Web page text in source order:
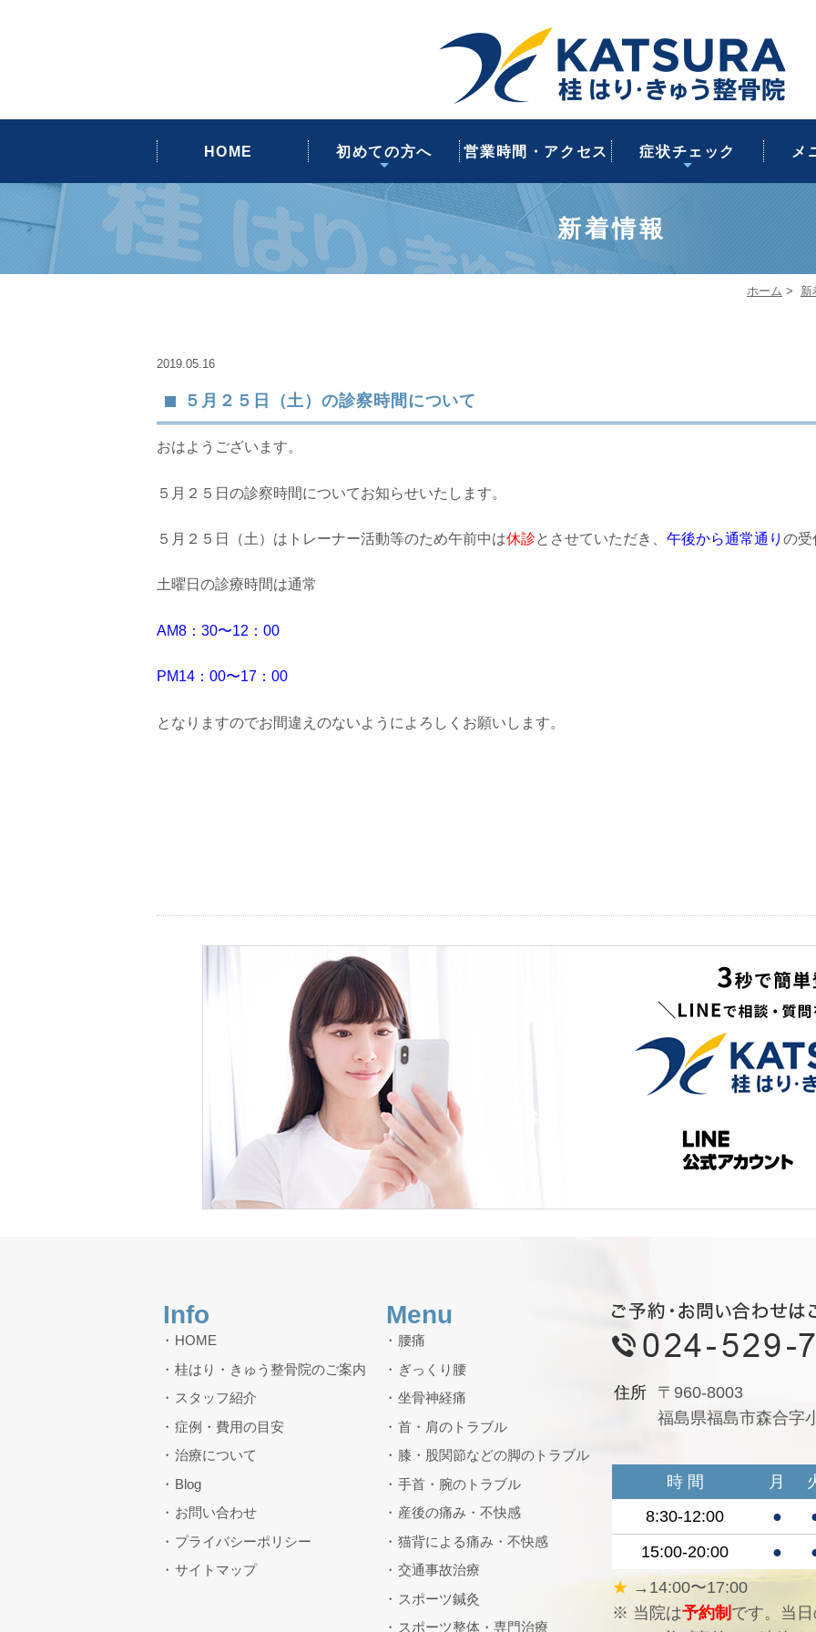
HOME 初めての方へ
営業時間・アクセス
症状チェック
メ
新着情報
ホーム > 新
2019.05.16
５月２５日（土）の診察時間について
おはようございます。
５月２５日の診察時間についてお知らせいたします。
５月２５日（土）はトレーナー活動等のため午前中は休診とさせていただき、 午後から通常通り の受
土曜日の診療時間は通常
AM8：30〜12：00
PM14：00〜17：00
となりますのでお間違えのないようによろしくお願いします。
Info
HOME
桂はり・きゅう整骨院のご案内
スタッフ紹介
症例・費用の目安
治療について
Blog
お問い合わせ
プライバシーポリシー
サイトマップ
Menu
腰痛
ぎっくり腰
坐骨神経痛
首・肩のトラブル
膝・股関節などの脚のトラブル
手首・腕のトラブル
産後の痛み・不快感
猫背による痛み・不快感
交通事故治療
スポーツ鍼灸
スポーツ整体・専門治療
住所
〒960-8003
福島県福島市森合字
時 間 月
8:30-12:00
●
15:00-20:00
●
★ →14:00〜17:00
※ 当院は予約制 です。当